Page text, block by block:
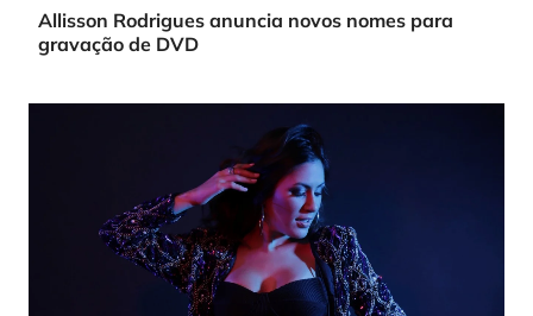
Allisson Rodrigues anuncia novos nomes para
gravação de DVD